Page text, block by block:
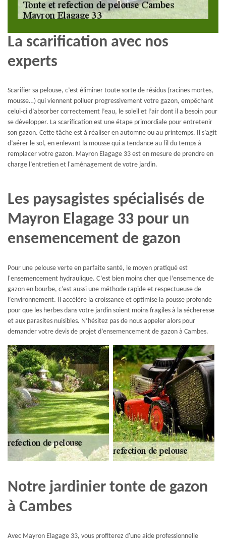
La scarification avec nos
experts
Scarifier sa pelouse, c’est éliminer toute sorte de résidus (racines mortes,
mousse…) qui viennent polluer progressivement votre gazon, empêchant
celui-ci d’absorber correctement l’eau, le soleil et l’air dont il a besoin pour
se développer. La scarification est une étape primordiale pour entretenir
son gazon. Cette tâche est à réaliser en automne ou au printemps. Il s’agit
d’aérer le sol, en enlevant la mousse qui a tendance au fil du temps à
remplacer votre gazon. Mayron Elagage 33 est en mesure de prendre en
charge l’entretien et l'aménagement de votre jardin.
Les paysagistes spécialisés de
Mayron Elagage 33 pour un
ensemencement de gazon
Pour une pelouse verte en parfaite santé, le moyen pratiqué est
l'ensemencement hydraulique. C’est bien moins cher que l’ensemence de
gazon en bourbe, c’est aussi une méthode rapide et respectueuse de
l’environnement. Il accélère la croissance et optimise la pousse profonde
pour que les herbes dans votre jardin soient moins fragiles à la sécheresse
et aux parasites nuisibles. N’hésitez pas de nous appeler alors pour
demander votre devis de projet d’ensemencement de gazon à Cambes.
Notre jardinier tonte de gazon
à Cambes
Avec Mayron Elagage 33, vous profiterez d'une aide professionnelle